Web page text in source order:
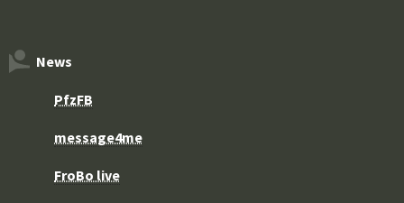
News
PfzFB
message4me
FroBo live